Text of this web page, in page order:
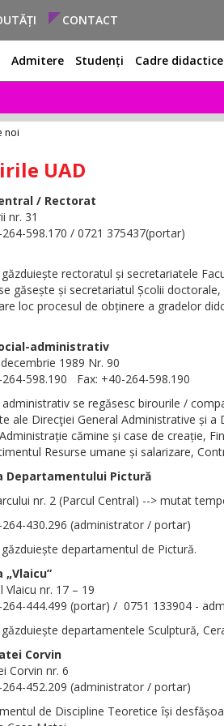
CONTACT
Admitere Studenți Cadre didactice
noi
UAD
/ Rectorat
nr. 31
598.170 / 0721 375437(portar)
rectoratul și secretariatele
găsește și secretariatul Școlii
loc procesul de obținere a gradelor
administrativ
1989 Nr. 90
264-598.190 Fax: +40-264-598.190
administrativ se regăsesc birourile /
ale Direcţiei General Administrative și
cămine și case de creație,
Resurse umane și salarizare,
Departamentului Pictură
nr. 2 (Parcul Central) --> mutat
264-430.296 (administrator / portar)
departamentul de Pictură.
„Vlaicu”
Vlaicu nr. 17 – 19
264-444.499 (portar) / 0751 133904 -
departamentele Sculptură,
Corvin
Corvin nr. 6
264-452.209 (administrator / portar)
de Discipline Teoretice își